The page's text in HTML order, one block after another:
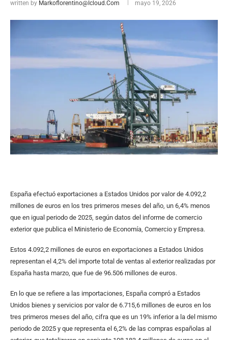
written by Markoflorentino@icloud.com mayo 19, 2026
España efectuó exportaciones a Estados Unidos por valor de 4.092,2
millones de euros en los tres primeros meses del año, un 6,4% menos
que en igual periodo de 2025, según datos del informe de comercio
exterior que publica el Ministerio de Economía, Comercio y Empresa.
Estos 4.092,2 millones de euros en exportaciones a Estados Unidos
representan el 4,2% del importe total de ventas al exterior realizadas por
España hasta marzo, que fue de 96.506 millones de euros.
En lo que se refiere a las importaciones, España compró a Estados
Unidos bienes y servicios por valor de 6.715,6 millones de euros en los
tres primeros meses del año, cifra que es un 19% inferior a la del mismo
periodo de 2025 y que representa el 6,2% de las compras españolas al